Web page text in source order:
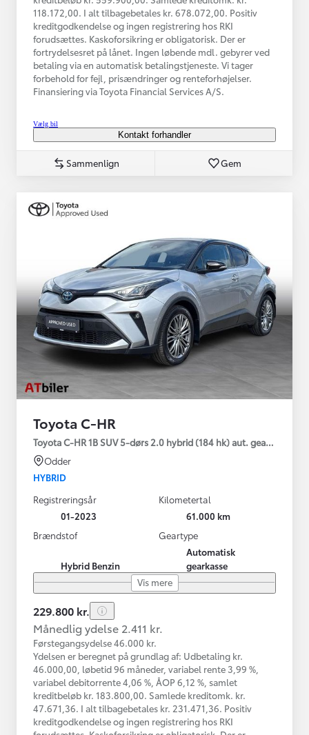
118.172,00. I alt tilbagebetales kr. 678.072,00. Positiv
kreditgodkendelse og ingen registrering hos RKI
forudsættes. Kaskoforsikring er obligatorisk. Der er
fortrydelsesret på lånet. Ingen løbende mdl. gebyrer ved
betaling via en automatisk betalingstjeneste. Vi tager
forbehold for fejl, prisændringer og renteforhøjelser.
Finansiering via Toyota Financial Services A/S.
Vælg bil
Kontakt forhandler
Sammenlign Gem
Toyota C-HR
Toyota C-HR 1B SUV 5-dørs 2.0 hybrid (184 hk) aut. gear C-HIC
Odder
HYBRID
Registreringsår
01-2023
Kilometertal
61.000 km
Brændstof
Hybrid Benzin
Geartype
Automatisk
gearkasse
Vis mere
229.800 kr.
Månedlig ydelse 2.411 kr.
Førstegangsydelse 46.000 kr.
Ydelsen er beregnet på grundlag af: Udbetaling kr.
46.000,00, løbetid 96 måneder, variabel rente 3,99 %,
variabel debitorrente 4,06 %, ÅOP 6,12 %, samlet
kreditbeløb kr. 183.800,00. Samlede kreditomk. kr.
47.671,36. I alt tilbagebetales kr. 231.471,36. Positiv
kreditgodkendelse og ingen registrering hos RKI